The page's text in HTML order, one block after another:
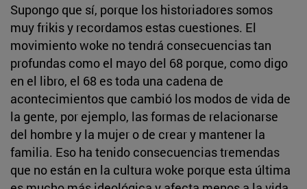
Supongo que sí, porque los historiadores somos
muy frikis y recordamos estas cuestiones. El
movimiento woke no tendrá consecuencias tan
profundas como el mayo del 68 porque, como digo
en el libro, el 68 es toda una cadena de
acontecimientos que cambió los modos de vida de
la gente, por ejemplo, las formas de relacionarse
del hombre y la mujer o de crear y mantener la
familia. Eso ha tenido consecuencias tremendas
que no están en la cultura woke porque esta última